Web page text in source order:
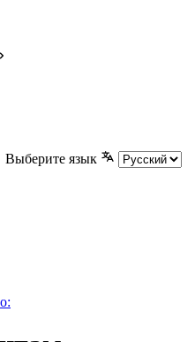
Выберите язык